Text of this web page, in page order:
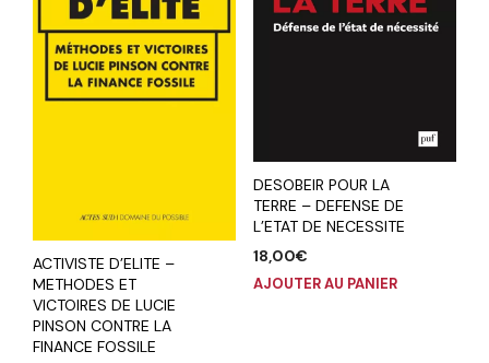
ACTIVISTE D’ELITE –
METHODES ET
VICTOIRES DE LUCIE
PINSON CONTRE LA
FINANCE FOSSILE
DESOBEIR POUR LA
TERRE – DEFENSE DE
L’ETAT DE NECESSITE
18,00€
AJOUTER AU PANIER